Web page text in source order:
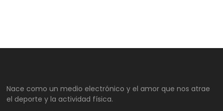
Nace como un medio electrónico y el amor que nos atrae
el deporte y la actividad física.